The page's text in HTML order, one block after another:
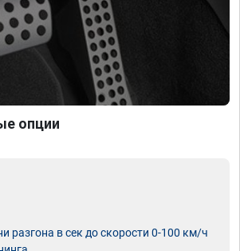
опции
разгона в сек до скорости 0-100 км/ч